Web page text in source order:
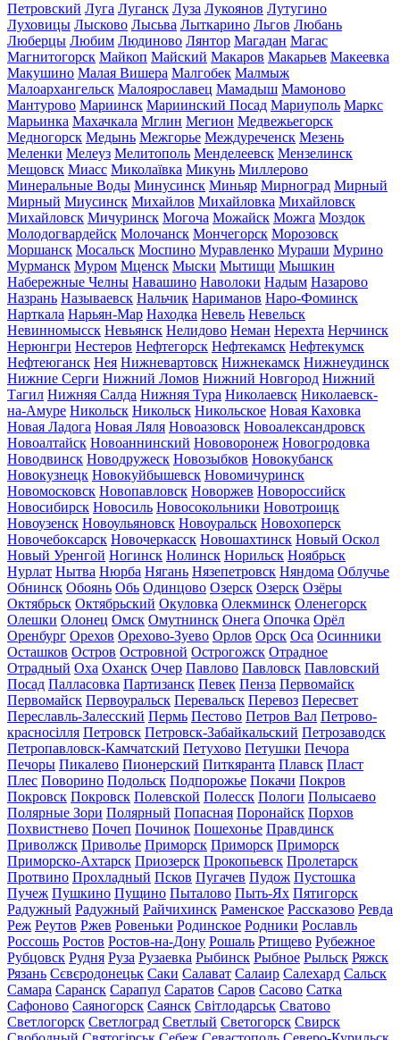
Петровский Луга Луганск Луза Лукоянов Лутугино
Луховицы Лысково Лысьва Лыткарино Льгов Любань
Люберцы Любим Людиново Лянтор Магадан Магас
Магнитогорск Майкоп Майский Макаров Макарьев Макеевка
Макушино Малая Вишера Малгобек Малмыж
Малоархангельск Малоярославец Мамадыш Мамоново
Мантурово Мариинск Мариинский Посад Мариуполь Маркс
Марьинка Махачкала Мглин Мегион Медвежьегорск
Медногорск Медынь Межгорье Междуреченск Мезень
Меленки Мелеуз Мелитополь Менделеевск Мензелинск
Мещовск Миасс Миколаївка Микунь Миллерово
Минеральные Воды Минусинск Миньяр Мирноград Мирный
Мирный Миусинск Михайлов Михайловка Михайловск
Михайловск Мичуринск Могоча Можайск Можга Моздок
Молодогвардейск Молочанск Мончегорск Морозовск
Моршанск Мосальск Моспино Муравленко Мураши Мурино
Мурманск Муром Мценск Мыски Мытищи Мышкин
Набережные Челны Навашино Наволоки Надым Назарово
Назрань Называевск Нальчик Нариманов Наро-Фоминск
Нарткала Нарьян-Мар Находка Невель Невельск
Невинномысск Невьянск Нелидово Неман Нерехта Нерчинск
Нерюнгри Нестеров Нефтегорск Нефтекамск Нефтекумск
Нефтеюганск Нея Нижневартовск Нижнекамск Нижнеудинск
Нижние Серги Нижний Ломов Нижний Новгород Нижний
Тагил Нижняя Салда Нижняя Тура Николаевск Николаевск-
на-Амуре Никольск Никольск Никольское Новая Каховка
Новая Ладога Новая Ляля Новоазовск Новоалександровск
Новоалтайск Новоаннинский Нововоронеж Новогродовка
Новодвинск Новодружеск Новозыбков Новокубанск
Новокузнецк Новокуйбышевск Новомичуринск
Новомосковск Новопавловск Новоржев Новороссийск
Новосибирск Новосиль Новосокольники Новотроицк
Новоузенск Новоульяновск Новоуральск Новохоперск
Новочебоксарск Новочеркасск Новошахтинск Новый Оскол
Новый Уренгой Ногинск Нолинск Норильск Ноябрьск
Нурлат Нытва Нюрба Нягань Нязепетровск Няндома Облучье
Обнинск Обоянь Обь Одинцово Озерск Озерск Озёры
Октябрьск Октябрьский Окуловка Олекминск Оленегорск
Олешки Олонец Омск Омутнинск Онега Опочка Орёл
Оренбург Орехов Орехово-Зуево Орлов Орск Оса Осинники
Осташков Остров Островной Острогожск Отрадное
Отрадный Оха Оханск Очер Павлово Павловск Павловский
Посад Палласовка Партизанск Певек Пенза Первомайск
Первомайск Первоуральск Перевальск Перевоз Пересвет
Переславль-Залесский Пермь Пестово Петров Вал Петрово-
красносілля Петровск Петровск-Забайкальский Петрозаводск
Петропавловск-Камчатский Петухово Петушки Печора
Печоры Пикалево Пионерский Питкяранта Плавск Пласт
Плес Поворино Подольск Подпорожье Покачи Покров
Покровск Покровск Полевской Полесск Пологи Полысаево
Полярные Зори Полярный Попасная Поронайск Порхов
Похвистнево Почеп Починок Пошехонье Правдинск
Приволжск Приволье Приморск Приморск Приморск
Приморско-Ахтарск Приозерск Прокопьевск Пролетарск
Протвино Прохладный Псков Пугачев Пудож Пустошка
Пучеж Пушкино Пущино Пыталово Пыть-Ях Пятигорск
Радужный Радужный Райчихинск Раменское Рассказово Ревда
Реж Реутов Ржев Ровеньки Родинское Родники Рославль
Россошь Ростов Ростов-на-Дону Рошаль Ртищево Рубежное
Рубцовск Рудня Руза Рузаевка Рыбинск Рыбное Рыльск Ряжск
Рязань Сєвєродонецьк Саки Салават Салаир Салехард Сальск
Самара Саранск Сарапул Саратов Саров Сасово Сатка
Сафоново Саяногорск Саянск Світлодарськ Сватово
Светлогорск Светлоград Светлый Светогорск Свирск